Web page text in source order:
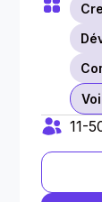
11-